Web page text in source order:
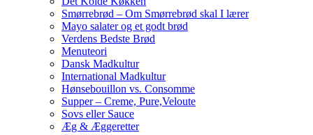
Smørrebrød – Om Smørrebrød skal I lærer
Mayo salater og et godt brød
Verdens Bedste Brød
Menuteori
Dansk Madkultur
International Madkultur
Hønsebouillon vs. Consomme
Supper – Creme, Pure,Veloute
Sovs eller Sauce
Æg & Æggeretter